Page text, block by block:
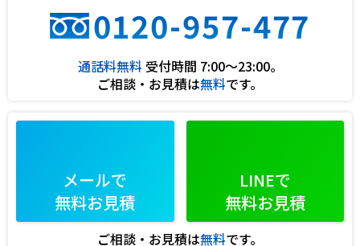
0120-957-477
通話料無料 受付時間 7:00〜23:00。
ご相談・お見積は無料です。
メールで
無料お見積
LINEで
無料お見積
ご相談・お見積は無料です。